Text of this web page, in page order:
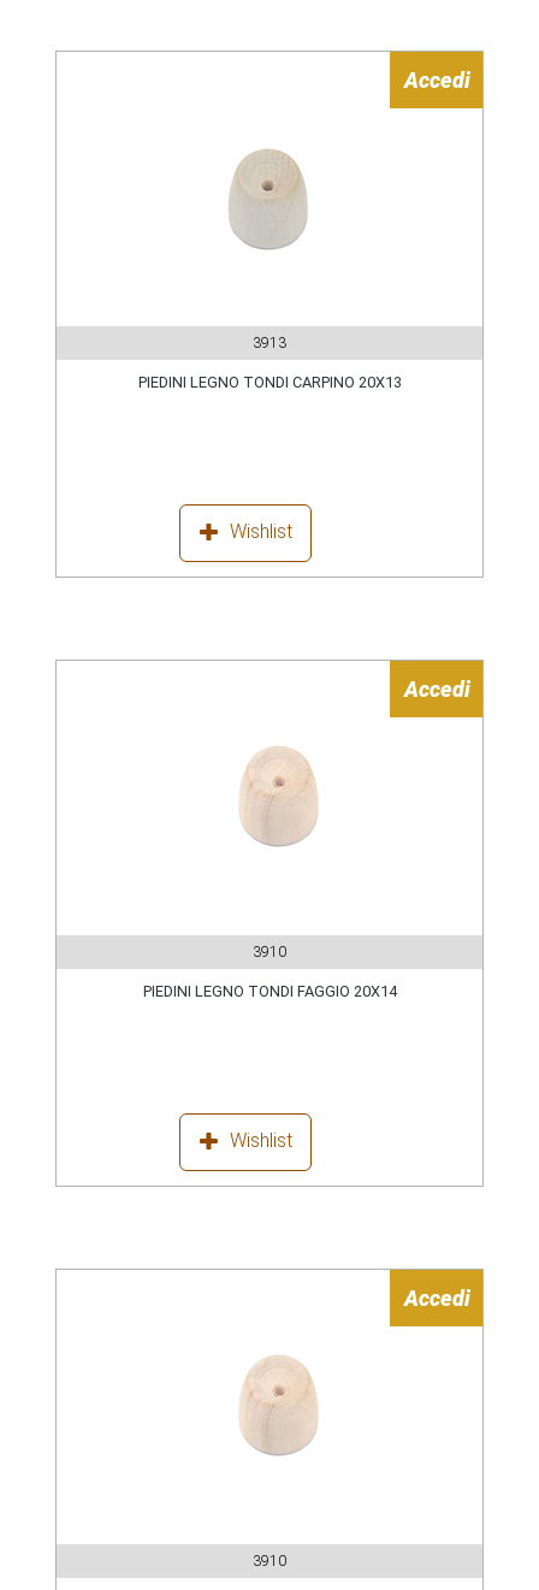
Accedi
3913
PIEDINI LEGNO TONDI CARPINO 20X13
Wishlist
Accedi
3910
PIEDINI LEGNO TONDI FAGGIO 20X14
Wishlist
Accedi
3910